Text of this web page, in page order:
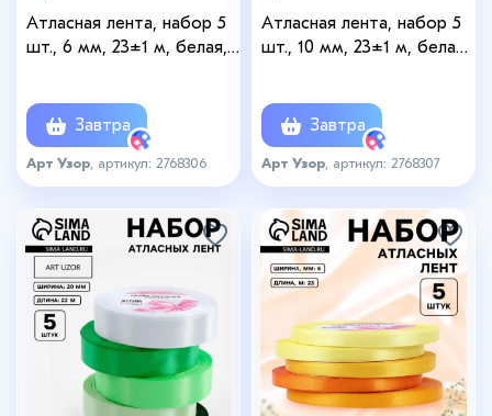
Атласная лента, набор 5
шт., 6 мм, 23±1 м, белая,
Завтра
Арт Узор , артикул: 2768306
Атласная лента, набор 5
шт., 10 мм, 23±1 м, белая,
Завтра
Арт Узор , артикул: 2768307